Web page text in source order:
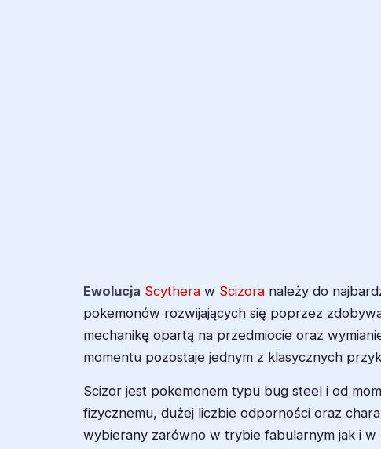
Ewolucja Scythera w Scizora należy do
pokemonów rozwijających się poprzez
mechanikę opartą na przedmiocie oraz
momentu pozostaje jednym z klasycznych
Scizor jest pokemonem typu bug steel i od
fizycznemu, dużej liczbie odporności oraz
wybierany zarówno w trybie fabularnym jak i w